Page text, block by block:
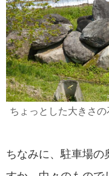
ちょっとした大きさの
ちなみに、駐車場の